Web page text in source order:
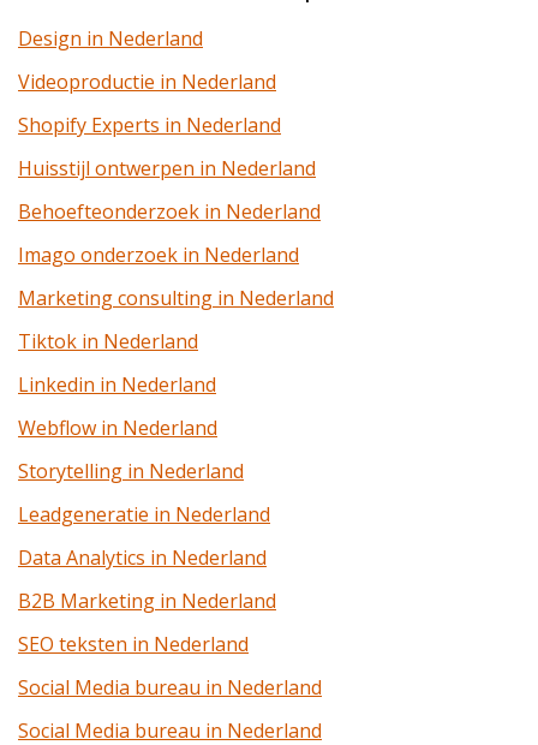
Design in Nederland
Videoproductie in Nederland
Shopify Experts in Nederland
Huisstijl ontwerpen in Nederland
Behoefteonderzoek in Nederland
Imago onderzoek in Nederland
Marketing consulting in Nederland
Tiktok in Nederland
Linkedin in Nederland
Webflow in Nederland
Storytelling in Nederland
Leadgeneratie in Nederland
Data Analytics in Nederland
B2B Marketing in Nederland
SEO teksten in Nederland
Social Media bureau in Nederland
Social Media bureau in Nederland